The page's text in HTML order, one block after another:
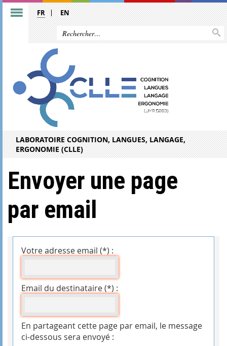
FR EN
LABORATOIRE COGNITION, LANGUES, LANGAGE,
ERGONOMIE (CLLE)
Envoyer une page
par email
Votre adresse email (*) :
Email du destinataire (*) :
En partageant cette page par email, le message
ci-dessous sera envoyé :